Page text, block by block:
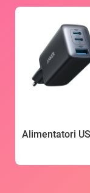
Alimentatori